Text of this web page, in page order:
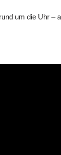
um die Uhr –